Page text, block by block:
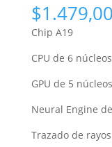
$1.479,00
Chip A19
CPU de 6
GPU de 5
Neural Engine
Trazado de